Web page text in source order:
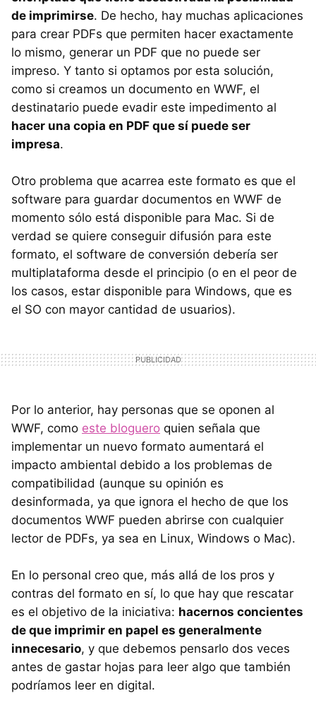
de imprimirse. De hecho, hay muchas aplicaciones
para crear PDFs que permiten hacer exactamente
lo mismo, generar un PDF que no puede ser
impreso. Y tanto si optamos por esta solución,
como si creamos un documento en WWF, el
destinatario puede evadir este impedimento al
hacer una copia en PDF que sí puede ser
impresa.
Otro problema que acarrea este formato es que el
software para guardar documentos en WWF de
momento sólo está disponible para Mac. Si de
verdad se quiere conseguir difusión para este
formato, el software de conversión debería ser
multiplataforma desde el principio (o en el peor de
los casos, estar disponible para Windows, que es
el SO con mayor cantidad de usuarios).
Por lo anterior, hay personas que se oponen al
WWF, como este bloguero quien señala que
implementar un nuevo formato aumentará el
impacto ambiental debido a los problemas de
compatibilidad (aunque su opinión es
desinformada, ya que ignora el hecho de que los
documentos WWF pueden abrirse con cualquier
lector de PDFs, ya sea en Linux, Windows o Mac).
En lo personal creo que, más allá de los pros y
contras del formato en sí, lo que hay que rescatar
es el objetivo de la iniciativa: hacernos concientes
de que imprimir en papel es generalmente
innecesario, y que debemos pensarlo dos veces
antes de gastar hojas para leer algo que también
podríamos leer en digital.